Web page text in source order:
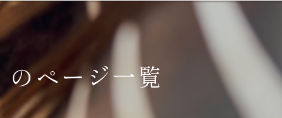
白髪ぼかし
ハイライト
似合わせカット
ページ一覧